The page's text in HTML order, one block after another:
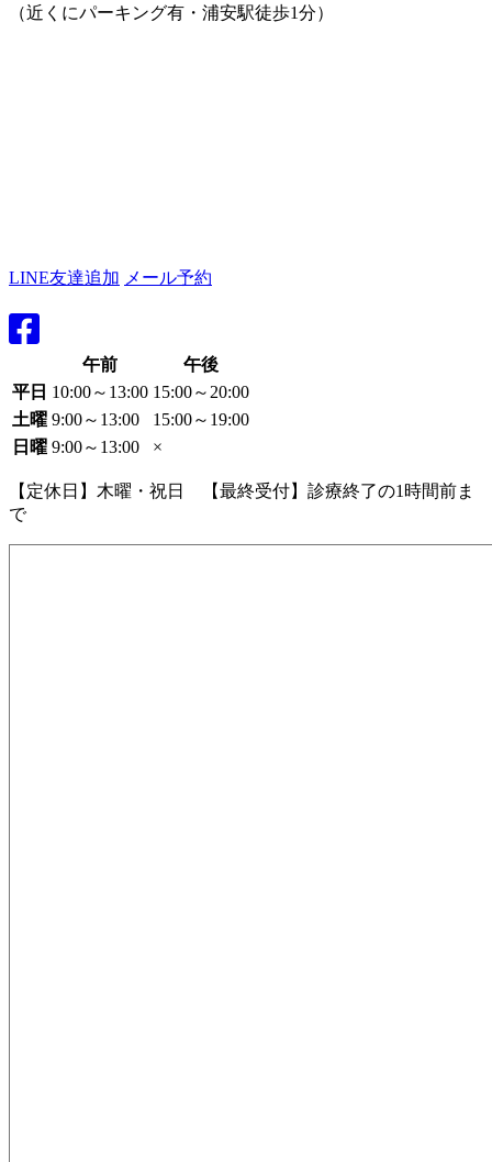
（近くにパーキング有・浦安駅徒歩1分）
LINE友達追加 メール予約
午前
午後
平日 10:00～13:00 15:00～20:00
土曜 9:00～13:00
15:00～19:00
日曜 9:00～13:00 ×
【定休日】木曜・祝日 【最終受付】診療終了の1時間前ま
で